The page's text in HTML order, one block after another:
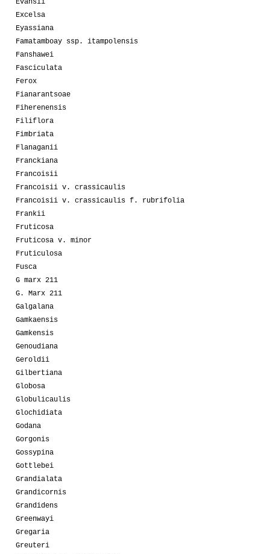
Evansii
Excelsa
Eyassiana
Famatamboay ssp. itampolensis
Fanshawei
Fasciculata
Ferox
Fianarantsoae
Fiherenensis
Filiflora
Fimbriata
Flanaganii
Franckiana
Francoisii
Francoisii v. crassicaulis
Francoisii v. crassicaulis f. rubrifolia
Frankii
Fruticosa
Fruticosa v. minor
Fruticulosa
Fusca
G marx 211
G. Marx 211
Galgalana
Gamkaensis
Gamkensis
Genoudiana
Geroldii
Gilbertiana
Globosa
Globulicaulis
Glochidiata
Godana
Gorgonis
Gossypina
Gottlebei
Grandialata
Grandicornis
Grandidens
Greenwayi
Gregaria
Greuteri